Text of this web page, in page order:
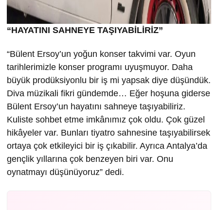
“HAYATINI SAHNEYE TAŞIYABİLİRİZ”
“Bülent Ersoy’un yoğun konser takvimi var. Oyun
tarihlerimizle konser programı uyuşmuyor. Daha
büyük prodüksiyonlu bir iş mi yapsak diye düşündük.
Diva müzikali fikri gündemde… Eğer hoşuna giderse
Bülent Ersoy’un hayatını sahneye taşıyabiliriz.
Kuliste sohbet etme imkânımız çok oldu. Çok güzel
hikâyeler var. Bunları tiyatro sahnesine taşıyabilirsek
ortaya çok etkileyici bir iş çıkabilir. Ayrıca Antalya’da
gençlik yıllarına çok benzeyen biri var. Onu
oynatmayı düşünüyoruz” dedi.